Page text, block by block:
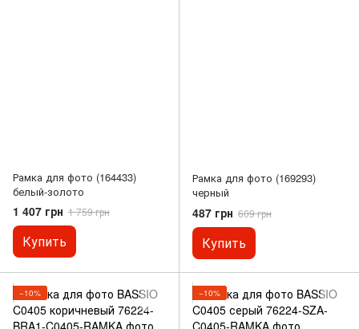
Рамка для фото (164433)
белый-золото
1 407 грн 1 759 грн
Купить
Рамка для фото (169293)
черный
487 грн 609 грн
Купить
−10% −10%